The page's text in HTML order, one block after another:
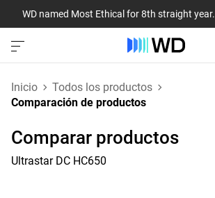
WD named Most Ethical for 8th straight year.
Inicio
Todos los productos
Comparación de productos
Comparar productos
Ultrastar DC HC650